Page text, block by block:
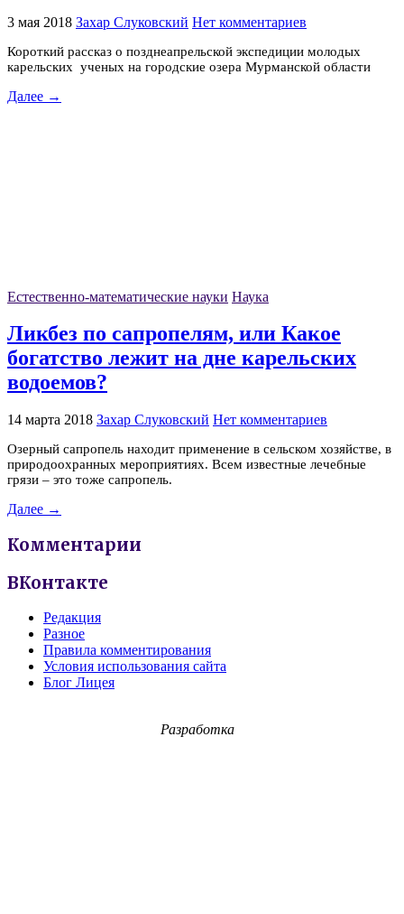
3 мая 2018 Захар Слуковский Нет комментариев
Короткий рассказ о позднеапрельской экспедиции молодых
карельских ученых на городские озера Мурманской области
Далее →
Естественно-математические науки Наука
Ликбез по сапропелям, или Какое
богатство лежит на дне карельских
водоемов?
14 марта 2018 Захар Слуковский Нет комментариев
Oзерный сапропель находит применение в сельском хозяйстве, в
природоохранных мероприятиях. Всем известные лечебные
грязи – это тоже сапропель.
Далее →
Комментарии
ВКонтакте
Редакция
Разное
Правила комментирования
Условия использования сайта
Блог Лицея
Разработка